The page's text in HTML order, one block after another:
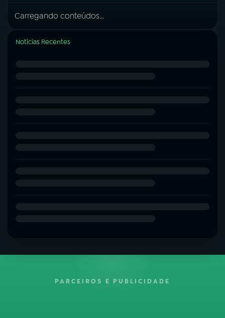
Carregando conteúdos...
Notícias Recentes
PARCEIROS E PUBLICIDADE